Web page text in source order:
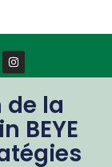
de la
BEYE